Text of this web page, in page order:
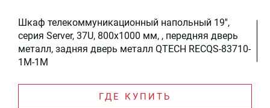
Шкаф телекоммуникационный напольный 19'',
серия Server, 37U, 800x1000 мм, , передняя дверь
металл, задняя дверь металл QTECH RECQS-83710-
1M-1M
ГДЕ КУПИТЬ